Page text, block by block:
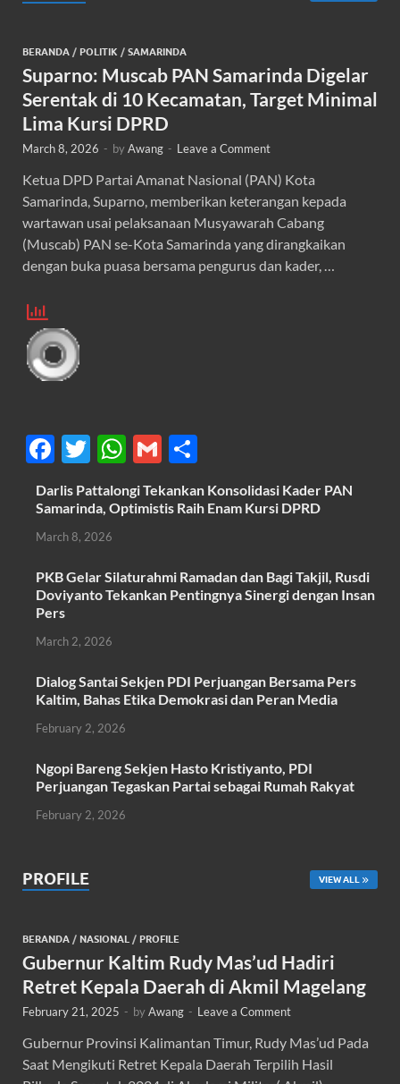
BERANDA / POLITIK / SAMARINDA
Suparno: Muscab PAN Samarinda Digelar
Serentak di 10 Kecamatan, Target Minimal
Lima Kursi DPRD
March 8, 2026 - byAwang - Leave a Comment
Ketua DPD Partai Amanat Nasional (PAN) Kota
Samarinda, Suparno, memberikan keterangan kepada
wartawan usai pelaksanaan Musyawarah Cabang
(Muscab) PAN se-Kota Samarinda yang dirangkaikan
dengan buka puasa bersama pengurus dan kader, …
F
ac
e
b
o
o
k
T
w
itt
er
W
h
at
A
p
G
m
ail
h
ar
Darlis Pattalongi Tekankan Konsolidasi Kader PAN
Samarinda, Optimistis Raih Enam Kursi DPRD
March 8, 2026
PKB Gelar Silaturahmi Ramadan dan Bagi Takjil, Rusdi
Doviyanto Tekankan Pentingnya Sinergi dengan Insan
Pers
March 2, 2026
Dialog Santai Sekjen PDI Perjuangan Bersama Pers
Kaltim, Bahas Etika Demokrasi dan Peran Media
February 2, 2026
Ngopi Bareng Sekjen Hasto Kristiyanto, PDI
Perjuangan Tegaskan Partai sebagai Rumah Rakyat
February 2, 2026
PROFILE VIEW ALL
BERANDA / NASIONAL / PROFILE
Gubernur Kaltim Rudy Mas’ud Hadiri
Retret Kepala Daerah di Akmil Magelang
February 21, 2025 - byAwang - Leave a Comment
Gubernur Provinsi Kalimantan Timur, Rudy Mas’ud Pada
Saat Mengikuti Retret Kepala Daerah Terpilih Hasil